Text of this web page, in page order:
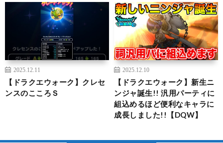
2025.12.11
【ドラクエウォーク】クレセ
ンスのこころＳ
2025.12.10
【ドラクエウォーク】新生ニ
ンジャ誕生!! 汎用パーティに
組込めるほど便利なキャラに
成長しました!!【DQW】